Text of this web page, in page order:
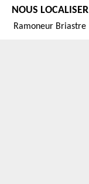
NOUS LOCALISER
Ramoneur Briastre